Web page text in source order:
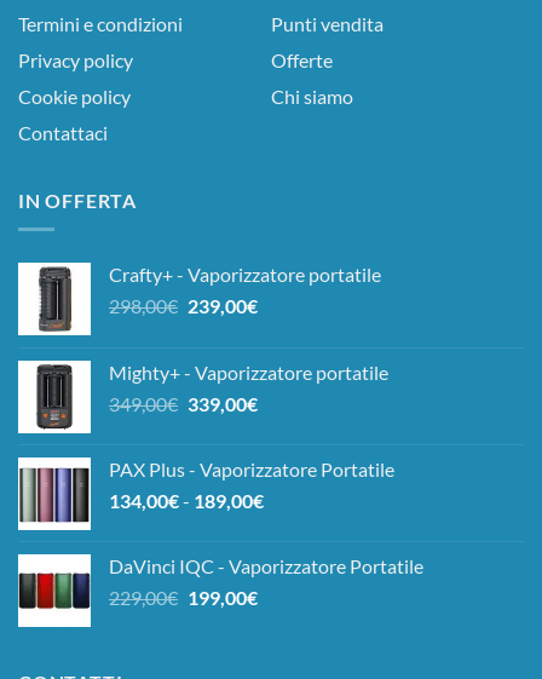
Termini e condizioni
Privacy policy
Cookie policy
Contattaci
Punti vendita
Offerte
Chi siamo
IN OFFERTA
Crafty+ - Vaporizzatore portatile
298,00€ Il
era:
298,00€.
239,00€Il
è:
239,00€.
Mighty+ - Vaporizzatore portatile
349,00€ Il
era:
349,00€.
339,00€Il
è:
339,00€.
PAX Plus - Vaporizzatore Portatile
134,00€- 189,00€Fascia
da
DaVinci IQC - Vaporizzatore Portatile
229,00€ Il
199,00€Il